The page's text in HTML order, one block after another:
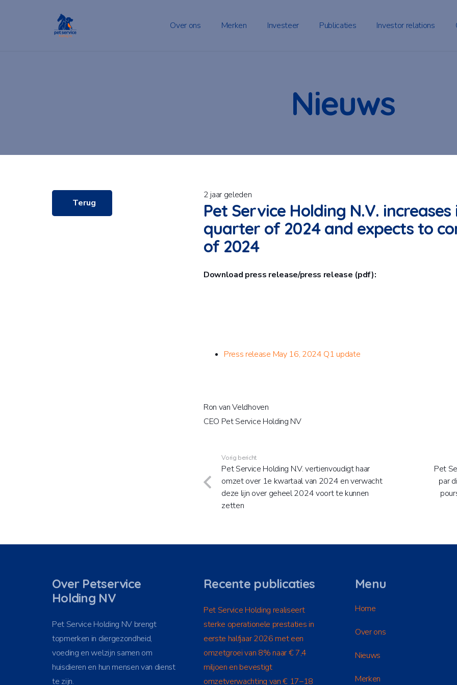
Over ons Merken Investeer Publicaties Investor relations
Nieuws
Terug
2 jaar geleden
Pet Service Holding N.V.
quarter of 2024 and expects to
of 2024
Download press release/press release (pdf):
Press release May 16, 2024 Q1 update
Ron van Veldhoven
CEO Pet Service Holding NV
Vorig bericht
Pet Service Holding N.V. vertienvoudigt haar
omzet over 1e kwartaal van 2024 en verwacht
deze lijn over geheel 2024 voort te kunnen
zetten
Pet
par
Over Petservice
Holding NV
Pet Service Holding NV brengt
topmerken in diergezondheid,
voeding en welzijn samen om
huisdieren en hun mensen van dienst
te zijn.
Recente publicaties
Pet Service Holding realiseert
sterke operationele prestaties in
eerste halfjaar 2026 met een
omzetgroei van 8% naar € 7,4
miljoen en bevestigt
omzetverwachting van € 17–18
Menu
Home
Over ons
Nieuws
Merken